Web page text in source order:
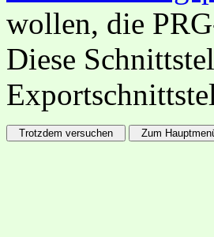
wollen, die
Diese